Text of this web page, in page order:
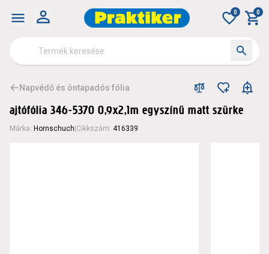
0 0
Napvédő és öntapadós fólia
ajtófólia 346-5370 0,9x2,1m egyszínű matt szürke
Márka: Hornschuch Cikkszám: 416339